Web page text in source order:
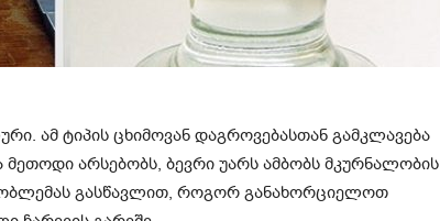
ამ ტიპის ცხიმოვან დაგროვებასთან გამკლავება
არსებობს, ბევრი უარს ამბობს მკურნალობის
გასწავლით, როგორ განახორციელოთ